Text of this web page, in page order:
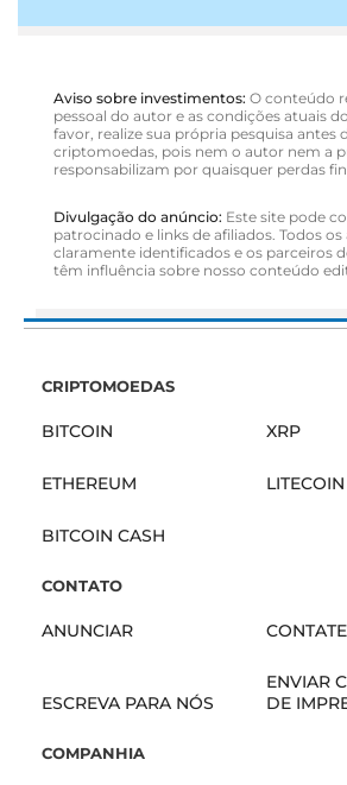
Aviso sobre investimentos: O conteúdo
pessoal do autor e as condições atuais
favor, realize sua própria pesquisa antes
criptomoedas, pois nem o autor nem a
responsabilizam por quaisquer perdas
Divulgação do anúncio: Este site pode
patrocinado e links de afiliados. Todos os
claramente identificados e os parceiros
têm influência sobre nosso conteúdo
CRIPTOMOEDAS
BITCOIN XRP
ETHEREUM LITECOIN
BITCOIN CASH
CONTATO
ANUNCIAR
ESCREVA PARA NÓS
ENVIAR
DE
COMPANHIA